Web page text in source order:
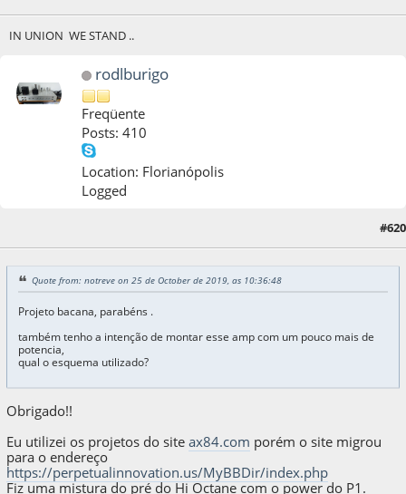
IN UNION WE STAND ..
rodlburigo
Freqüente
Posts: 410
Location: Florianópolis
Logged
#620
Quote from: notreve on 25 de October de 2019, as 10:36:48
Projeto bacana, parabéns .
também tenho a intenção de montar esse amp com um pouco mais de
potencia,
qual o esquema utilizado?
Obrigado!!
Eu utilizei os projetos do siteax84.com porém o site migrou
para o endereço
https://perpetualinnovation.us/MyBBDir/index.php
Fiz uma mistura do pré do Hi Octane com o power do P1.